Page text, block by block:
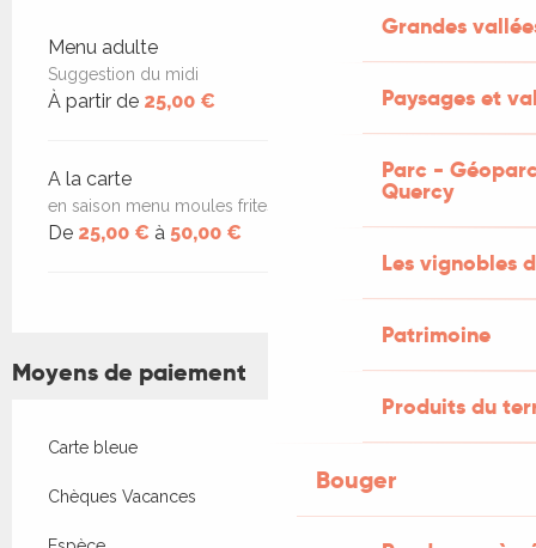
Grandes
Paysages et
Parc -
Quercy
Les vignobles
Patrimoine
Produits du
Bouger
Tarifs 2026
Menu adulte
Suggestion du midi
À partir de 25,00 €
A la carte
en saison menu moules frites
De 25,00 € à 50,00 €
Moyens de paiement
Carte bleue
Chèques Vacances